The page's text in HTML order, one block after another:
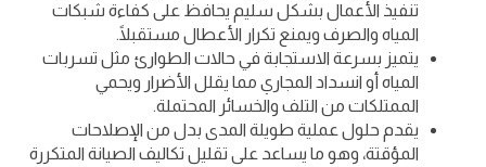
تنفيذ الأعمال بشكل سليم يحافظ على كفاءة شبكات
المياه والصرف ويمنع تكرار الأعطال مستقبلًا.
يتميز بسرعة الاستجابة في حالات الطوارئ مثل تسربات
المياه أو انسداد المجاري مما يقلل الأضرار ويحمي
الممتلكات من التلف والخسائر المحتملة.
يقدم حلول عملية طويلة المدى بدل من الإصلاحات
المؤقتة، وهو ما يساعد على تقليل تكاليف الصيانة المتكررة